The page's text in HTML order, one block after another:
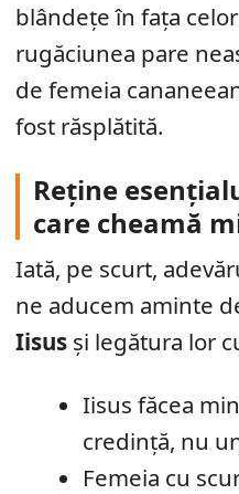
blândețe în fața
rugăciunea pare
de femeia
fost răsplătită.
Reține
care cheamă
Iată, pe scurt,
ne aducem aminte
Iisus și legătura lor
Iisus făcea
credință, nu
Femeia cu